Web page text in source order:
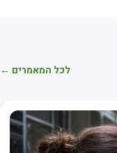
לכל המאמרים ←